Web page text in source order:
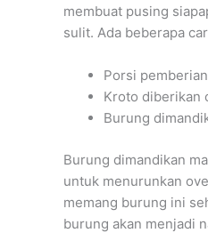
membuat pusing
sulit. Ada beberapa
Porsi
Kroto diberikan
Burung
Burung dimandikan
untuk menurunkan
memang burung ini
burung akan menjadi